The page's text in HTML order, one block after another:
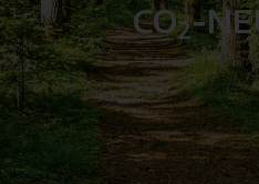
CO2-